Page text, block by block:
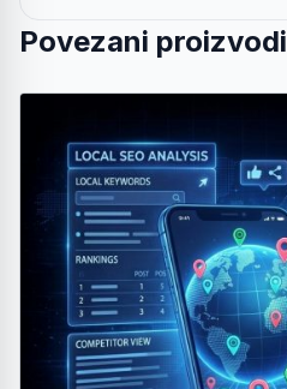
Povezani proizvodi